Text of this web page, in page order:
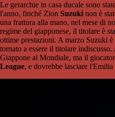
Le gerarchie in casa ducale sono
l'anno, finché Zion Suzuki non è
una frattura alla mano, nel mese di
regime del giapponese, il titolare è
ottime prestazioni. A marzo Suzuki
tornato a essere il titolare
Giappone al Mondiale, ma il
League, e dovrebbe lasciare